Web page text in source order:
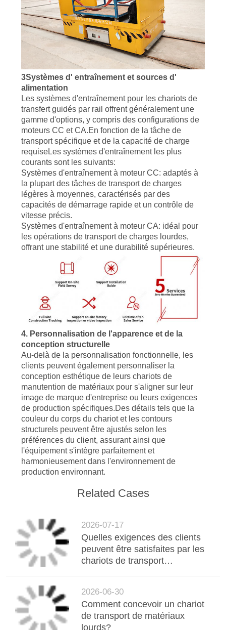
3Systèmes d' entraînement et sources d'
alimentation
Les systèmes d'entraînement pour les chariots de
transfert guidés par rail offrent généralement une
gamme d'options, y compris des configurations de
moteurs CC et CA.En fonction de la tâche de
transport spécifique et de la capacité de charge
requiseLes systèmes d'entraînement les plus
courants sont les suivants:
Systèmes d'entraînement à moteur CC: adaptés à
la plupart des tâches de transport de charges
légères à moyennes, caractérisés par des
capacités de démarrage rapide et un contrôle de
vitesse précis.
Systèmes d'entraînement à moteur CA: idéal pour
les opérations de transport de charges lourdes,
offrant une stabilité et une durabilité supérieures.
4. Personnalisation de l'apparence et de la
conception structurelle
Au-delà de la personnalisation fonctionnelle, les
clients peuvent également personnaliser la
conception esthétique de leurs chariots de
manutention de matériaux pour s'aligner sur leur
image de marque d'entreprise ou leurs exigences
de production spécifiques.Des détails tels que la
couleur du corps du chariot et les contours
structurels peuvent être ajustés selon les
préférences du client, assurant ainsi que
l'équipement s'intègre parfaitement et
harmonieusement dans l'environnement de
production environnant.
Related Cases
2026-07-17
Quelles exigences des clients
peuvent être satisfaites par les
chariots de transport
2026-06-30
Comment concevoir un chariot
de transport de matériaux
lourds?